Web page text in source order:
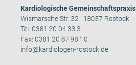
Kardiologische Gemeinschaftspraxis
Wismarsche Str. 32 | 18057 Rostock
Tel:0381 20 04 33 3
Fax: 0381 20 87 98 10
info@kardiologen-rostock.de